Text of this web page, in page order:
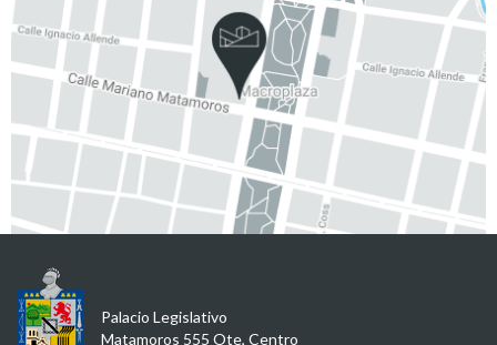
Palacio Legislativo
Matamoros 555 Ote, Centro